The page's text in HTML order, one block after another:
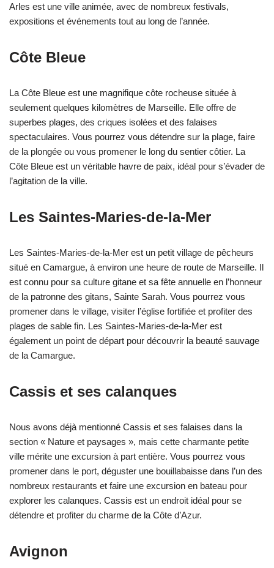
Arles est une ville animée, avec de nombreux festivals,
expositions et événements tout au long de l’année.
Côte Bleue
La Côte Bleue est une magnifique côte rocheuse située à
seulement quelques kilomètres de Marseille. Elle offre de
superbes plages, des criques isolées et des falaises
spectaculaires. Vous pourrez vous détendre sur la plage, faire
de la plongée ou vous promener le long du sentier côtier. La
Côte Bleue est un véritable havre de paix, idéal pour s’évader de
l’agitation de la ville.
Les Saintes-Maries-de-la-Mer
Les Saintes-Maries-de-la-Mer est un petit village de pêcheurs
situé en Camargue, à environ une heure de route de Marseille. Il
est connu pour sa culture gitane et sa fête annuelle en l’honneur
de la patronne des gitans, Sainte Sarah. Vous pourrez vous
promener dans le village, visiter l’église fortifiée et profiter des
plages de sable fin. Les Saintes-Maries-de-la-Mer est
également un point de départ pour découvrir la beauté sauvage
de la Camargue.
Cassis et ses calanques
Nous avons déjà mentionné Cassis et ses falaises dans la
section « Nature et paysages », mais cette charmante petite
ville mérite une excursion à part entière. Vous pourrez vous
promener dans le port, déguster une bouillabaisse dans l’un des
nombreux restaurants et faire une excursion en bateau pour
explorer les calanques. Cassis est un endroit idéal pour se
détendre et profiter du charme de la Côte d’Azur.
Avignon